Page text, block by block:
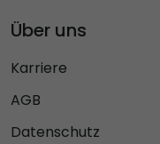
Über uns
Karriere
AGB
Datenschutz